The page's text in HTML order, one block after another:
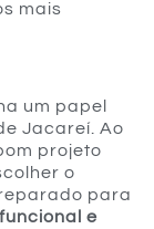
mais
um papel
Jacareí. Ao
projeto
o
para
funcional e